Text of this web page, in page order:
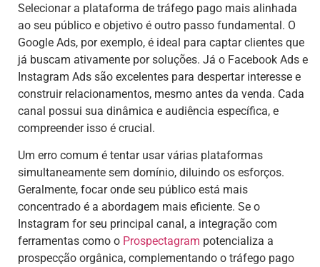
Selecionar a plataforma de tráfego pago mais alinhada
ao seu público e objetivo é outro passo fundamental. O
Google Ads, por exemplo, é ideal para captar clientes que
já buscam ativamente por soluções. Já o Facebook Ads e
Instagram Ads são excelentes para despertar interesse e
construir relacionamentos, mesmo antes da venda. Cada
canal possui sua dinâmica e audiência específica, e
compreender isso é crucial.
Um erro comum é tentar usar várias plataformas
simultaneamente sem domínio, diluindo os esforços.
Geralmente, focar onde seu público está mais
concentrado é a abordagem mais eficiente. Se o
Instagram for seu principal canal, a integração com
ferramentas como o Prospectagram potencializa a
prospecção orgânica, complementando o tráfego pago